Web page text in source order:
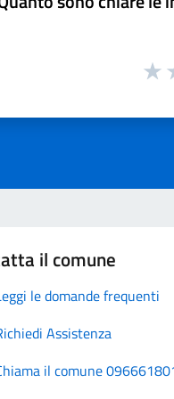
il comune
le domande frequenti
Assistenza
il comune